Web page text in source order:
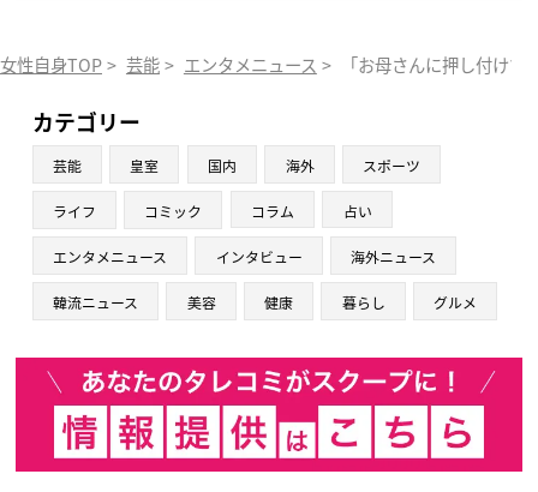
女性自身TOP > 芸能 > エンタメニュース > 「お母さんに押し付け
カテゴリー
芸能 皇室 国内 海外 スポーツ
ライフ コミック コラム 占い
エンタメニュース インタビュー 海外ニュース
韓流ニュース 美容 健康 暮らし グルメ